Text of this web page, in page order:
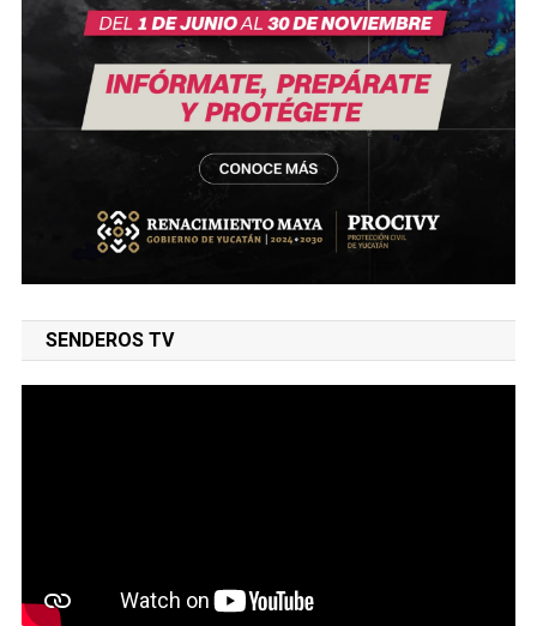
SENDEROS TV